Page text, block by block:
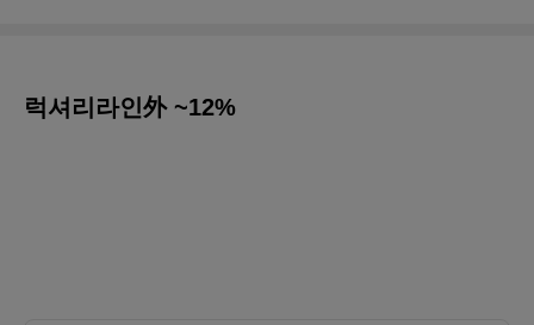
럭셔리라인外 ~12%